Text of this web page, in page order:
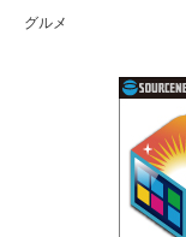
グルメ